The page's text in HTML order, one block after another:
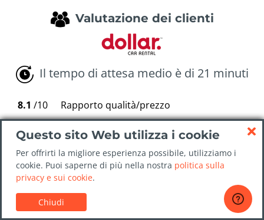
Valutazione dei clienti
Il tempo di attesa medio è di 21 minuti
8.1 /10
Rapporto qualità/prezzo
8.7
Pulizia della macchina
8.4/10
Servizio presso il banco di noleggio
8.3/10
Processo di ritiro di noleggio auto
/10 Processo di riconsegna dell'auto
Questo sito Web utilizza i cookie
Per offrirti la migliore esperienza possibile, utilizziamo i
cookie. Puoi saperne di più nella nostra politica sulla
privacy e sui cookie.
Chiudi